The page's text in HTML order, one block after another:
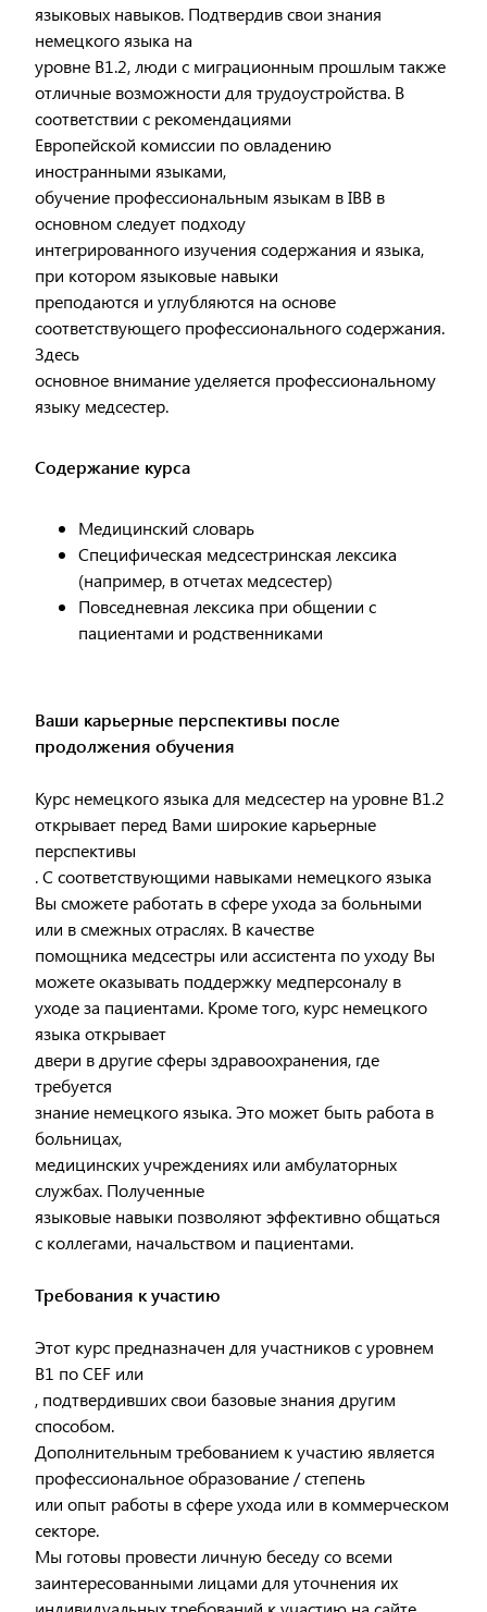
языковых навыков. Подтвердив свои знания
немецкого языка на
уровне B1.2, люди с миграционным прошлым также
отличные возможности для трудоустройства. В
соответствии с рекомендациями
Европейской комиссии по овладению
иностранными языками,
обучение профессиональным языкам в IBB в
основном следует подходу
интегрированного изучения содержания и языка,
при котором языковые навыки
преподаются и углубляются на основе
соответствующего профессионального содержания.
Здесь
основное внимание уделяется профессиональному
языку медсестер.
Содержание курса
Медицинский словарь
Специфическая медсестринская лексика
(например, в отчетах медсестер)
Повседневная лексика при общении с
пациентами и родственниками
Ваши карьерные перспективы после
продолжения обучения
Курс немецкого языка для медсестер на уровне B1.2
открывает перед Вами широкие карьерные
перспективы
. С соответствующими навыками немецкого языка
Вы сможете работать в сфере ухода за больными
или в смежных отраслях. В качестве
помощника медсестры или ассистента по уходу Вы
можете оказывать поддержку медперсоналу в
уходе за пациентами. Кроме того, курс немецкого
языка открывает
двери в другие сферы здравоохранения, где
требуется
знание немецкого языка. Это может быть работа в
больницах,
медицинских учреждениях или амбулаторных
службах. Полученные
языковые навыки позволяют эффективно общаться
с коллегами, начальством и пациентами.
Требования к участию
Этот курс предназначен для участников с уровнем
B1 по CEF или
, подтвердивших свои базовые знания другим
способом.
Дополнительным требованием к участию является
профессиональное образование / степень
или опыт работы в сфере ухода или в коммерческом
секторе.
Мы готовы провести личную беседу со всеми
заинтересованными лицами для уточнения их